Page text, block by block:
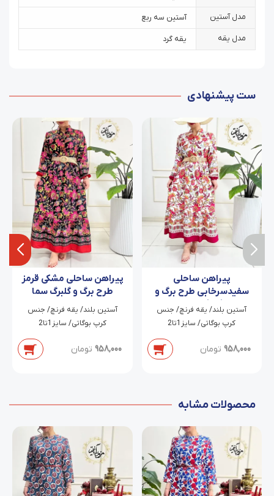
مدل آستین آستین سه ربع
مدل یقه یقه گرد
ست پیشنهادی
پیراهن ساحلی
سفیدسرخابی طرح برگ و
گلبرگ حاله
‫آستین بلند/ یقه فرنچ/ جنس
کرپ بوگاتی/ سایز1تا2
958,000 تومان
پیراهن ساحلی مشکی قرمز
طرح برگ و گلبرگ سما
‫آستین بلند/ یقه فرنچ/ جنس
کرپ بوگاتی/ سایز1تا2
958,000 تومان
محصولات مشابه